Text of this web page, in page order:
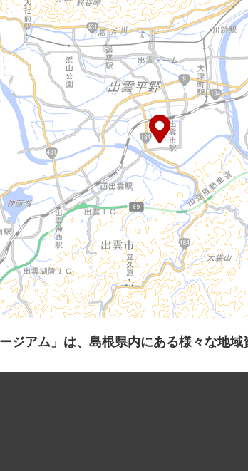
ジアム」は、島根県内にある様々な地域